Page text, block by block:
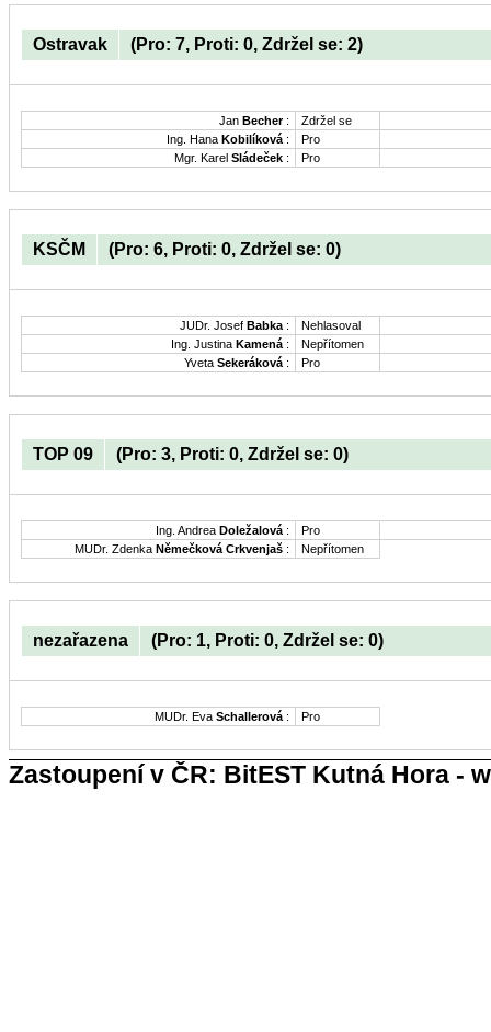
Ostravak (Pro: 7, Proti: 0, Zdržel se: 2)
Jan Becher:
Zdržel se
Ing. Hana Kobilíková :
Pro
Mgr. Karel Sládeček : Pro
KSČM (Pro: 6, Proti: 0, Zdržel se: 0)
JUDr. Josef Babka :
Nehlasoval
Ing. Justina Kamená :
Nepřítomen
Yveta Sekeráková : Pro
TOP 09 (Pro: 3, Proti: 0, Zdržel se: 0)
Ing. Andrea Doležalová :
Pro
MUDr. Zdenka Němečková Crkvenjaš : Nepřítomen
nezařazena (Pro: 1, Proti: 0, Zdržel se: 0)
MUDr. Eva Schallerová : Pro
Zastoupení v ČR: BitEST Kutná Hora -